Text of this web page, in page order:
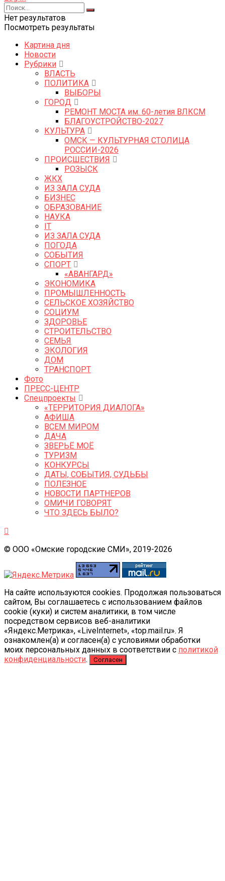
Нет результатов
Посмотреть результаты
Картина дня
Новости
Рубрики
ВЛАСТЬ
ПОЛИТИКА
ВЫБОРЫ
ГОРОД
РЕМОНТ МОСТА им. 60-летия ВЛКСМ
БЛАГОУСТРОЙСТВО-2027
КУЛЬТУРА
ОМСК — КУЛЬТУРНАЯ СТОЛИЦА
РОССИИ-2026
ПРОИСШЕСТВИЯ
РОЗЫСК
ЖКХ
ИЗ ЗАЛА СУДА
БИЗНЕС
ОБРАЗОВАНИЕ
НАУКА
IT
ИЗ ЗАЛА СУДА
ПОГОДА
СОБЫТИЯ
СПОРТ
«АВАНГАРД»
ЭКОНОМИКА
ПРОМЫШЛЕННОСТЬ
СЕЛЬСКОЕ ХОЗЯЙСТВО
СОЦИУМ
ЗДОРОВЬЕ
СТРОИТЕЛЬСТВО
СЕМЬЯ
ЭКОЛОГИЯ
ДОМ
ТРАНСПОРТ
Фото
ПРЕСС-ЦЕНТР
Спецпроекты
«ТЕРРИТОРИЯ ДИАЛОГА»
АФИША
ВСЕМ МИРОМ
ДАЧА
ЗВЕРЬЁ МОЁ
ТУРИЗМ
КОНКУРСЫ
ДАТЫ, СОБЫТИЯ, СУДЬБЫ
ПОЛЕЗНОЕ
НОВОСТИ ПАРТНЕРОВ
ОМИЧИ ГОВОРЯТ
ЧТО ЗДЕСЬ БЫЛО?
© ООО «Омские городские СМИ», 2019-2026
На сайте используются cookies. Продолжая пользоваться
сайтом, Вы соглашаетесь с использованием файлов
cookie (куки) и систем аналитики, в том числе
посредством сервисов веб-аналитики
«Яндекс.Метрика», «LiveInternet», «top.mail.ru». Я
ознакомлен(а) и согласен(а) с условиями обработки
моих персональных данных в соответствии с политикой
конфиденциальности. Согласен